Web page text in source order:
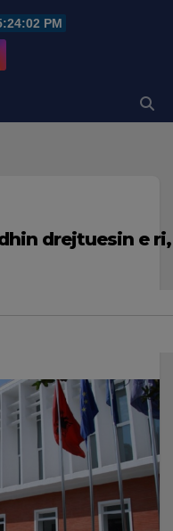
PM
drejtuesin e